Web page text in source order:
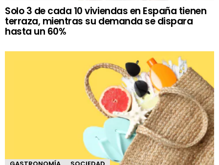
Solo 3 de cada 10 viviendas en España tienen
terraza, mientras su demanda se dispara
hasta un 60%